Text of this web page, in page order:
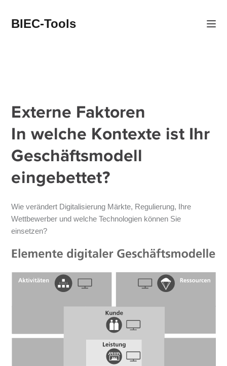
BIEC-Tools
Externe Faktoren
In welche Kontexte ist Ihr
Geschäftsmodell
eingebettet?
Wie verändert Digitalisierung Märkte, Regulierung, Ihre
Wettbewerber und welche Technologien können Sie
einsetzen?